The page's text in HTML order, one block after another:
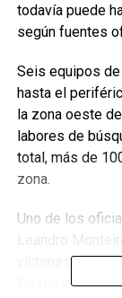
todavía puede
según fuentes
Seis equipos
hasta el
la zona oeste
labores de
total, más de
zona.
Uno de los
víctima mortal
Posteriormente